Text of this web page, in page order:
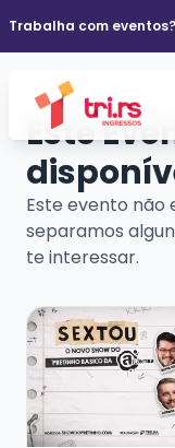
Trabalha com eventos?
Este
Este evento não
separamos
te interessar.
Veja mais sobre